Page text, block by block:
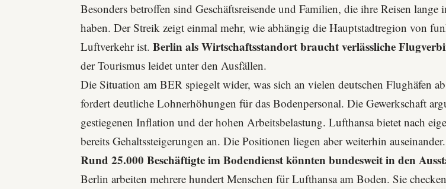
Besonders betroffen sind Geschäftsreisende und Familien, die ihre Reisen lange
haben. Der Streik zeigt einmal mehr, wie abhängig die Hauptstadtregion von
Luftverkehr ist.Berlin als Wirtschaftsstandort braucht verlässliche
der Tourismus leidet unter den Ausfällen.
Die Situation am BER spiegelt wider, was sich an vielen deutschen Flughäfen
fordert deutliche Lohnerhöhungen für das Bodenpersonal. Die Gewerkschaft
gestiegenen Inflation und der hohen Arbeitsbelastung. Lufthansa bietet nach
bereits Gehaltssteigerungen an. Die Positionen liegen aber weiterhin auseinander.
Rund 25.000 Beschäftigte im Bodendienst könnten bundesweit in den
Berlin arbeiten mehrere hundert Menschen für Lufthansa am Boden. Sie